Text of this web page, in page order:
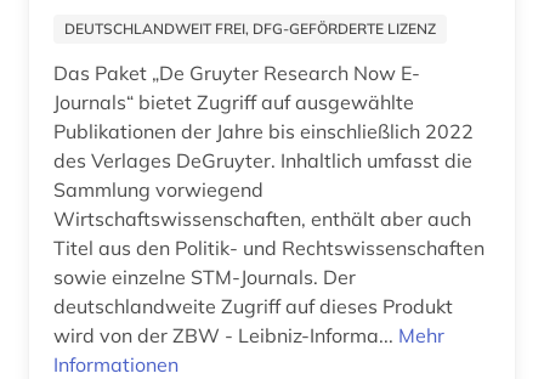
energieeffizienz (1)
energieerzeugung (1)
energiemanagement (1)
energiewirtschaft (1)
englisch (2)
entomologie (1)
entwicklung (1)
DEUTSCHLANDWEIT FREI, DFG-GEFÖRDERTE LIZENZ
Das Paket „De Gruyter Research Now E-
Journals“ bietet Zugriff auf ausgewählte
Publikationen der Jahre bis einschließlich 2022
des Verlages DeGruyter. Inhaltlich umfasst die
Sammlung vorwiegend
Wirtschaftswissenschaften, enthält aber auch
Titel aus den Politik- und Rechtswissenschaften
sowie einzelne STM-Journals. Der
deutschlandweite Zugriff auf dieses Produkt
wird von der ZBW - Leibniz-Informa... Mehr
Informationen